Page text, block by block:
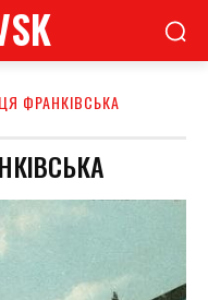
ФРАНКІВСЬКА